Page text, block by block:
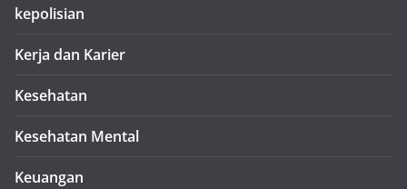
kepolisian
Kerja dan Karier
Kesehatan
Kesehatan Mental
Keuangan